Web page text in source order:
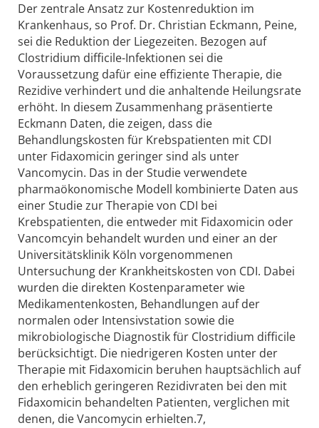
Der zentrale Ansatz zur Kostenreduktion im
Krankenhaus, so Prof. Dr. Christian Eckmann, Peine,
sei die Reduktion der Liegezeiten. Bezogen auf
Clostridium difficile-Infektionen sei die
Voraussetzung dafür eine effiziente Therapie, die
Rezidive verhindert und die anhaltende Heilungsrate
erhöht. In diesem Zusammenhang präsentierte
Eckmann Daten, die zeigen, dass die
Behandlungskosten für Krebspatienten mit CDI
unter Fidaxomicin geringer sind als unter
Vancomycin. Das in der Studie verwendete
pharmaökonomische Modell kombinierte Daten aus
einer Studie zur Therapie von CDI bei
Krebspatienten, die entweder mit Fidaxomicin oder
Vancomcyin behandelt wurden und einer an der
Universitätsklinik Köln vorgenommenen
Untersuchung der Krankheitskosten von CDI. Dabei
wurden die direkten Kostenparameter wie
Medikamentenkosten, Behandlungen auf der
normalen oder Intensivstation sowie die
mikrobiologische Diagnostik für Clostridium difficile
berücksichtigt. Die niedrigeren Kosten unter der
Therapie mit Fidaxomicin beruhen hauptsächlich auf
den erheblich geringeren Rezidivraten bei den mit
Fidaxomicin behandelten Patienten, verglichen mit
denen, die Vancomycin erhielten.7,